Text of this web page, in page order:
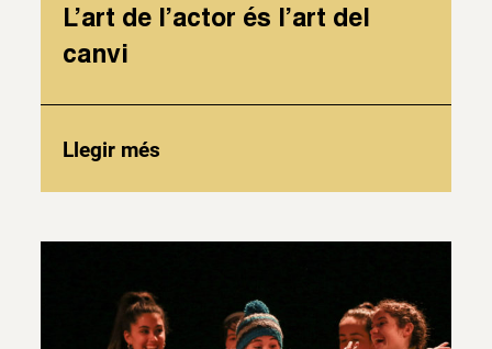
L’art de l’actor és l’art del
canvi
Llegir més